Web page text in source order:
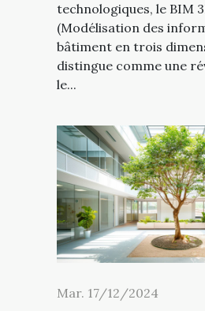
technologiques, le BIM
(Modélisation des
bâtiment en trois
distingue comme une
le...
Mar. 17/12/2024